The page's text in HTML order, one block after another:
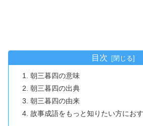
目次
朝三暮四の意味
朝三暮四の出典
朝三暮四の由来
故事成語をもっと知りたい方にお